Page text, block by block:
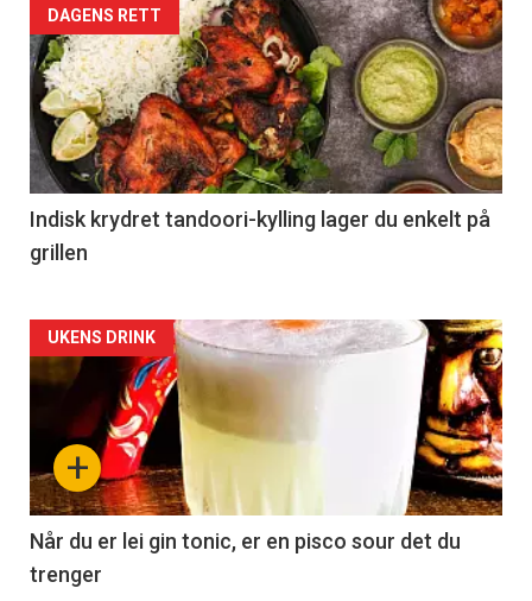
DAGENS RETT
Indisk krydret tandoori-kylling lager du enkelt på
grillen
Forsiden
akkurat
nå
-
2
+
UKENS DRINK
Når du er lei gin tonic, er en pisco sour det du
trenger